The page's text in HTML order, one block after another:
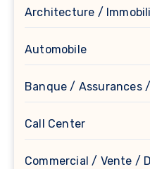
Architecture /
Automobile
Banque / Assurances
Call Center
Commercial / Vente /